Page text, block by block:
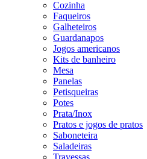
Cozinha
Faqueiros
Galheteiros
Guardanapos
Jogos americanos
Kits de banheiro
Mesa
Panelas
Petisqueiras
Potes
Prata/Inox
Pratos e jogos de pratos
Saboneteira
Saladeiras
Travessas